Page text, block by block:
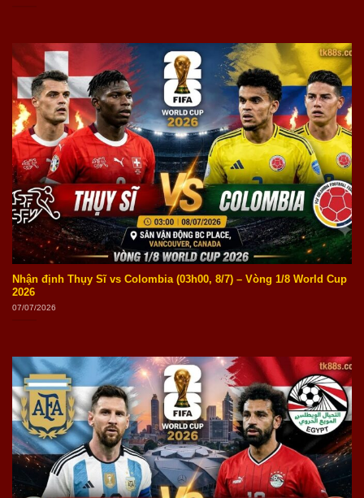
Nhận định Thụy Sĩ vs Colombia (03h00, 8/7) – Vòng 1/8 World Cup
2026
07/07/2026